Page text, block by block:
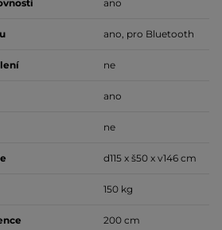
ano
ano, pro Bluetooth
ne
ano
ne
d115 x š50 x v146 cm
150 kg
200 cm